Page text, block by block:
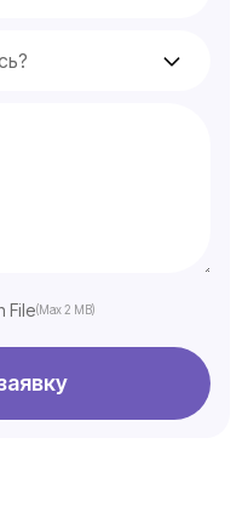
File(Max 2 MB)